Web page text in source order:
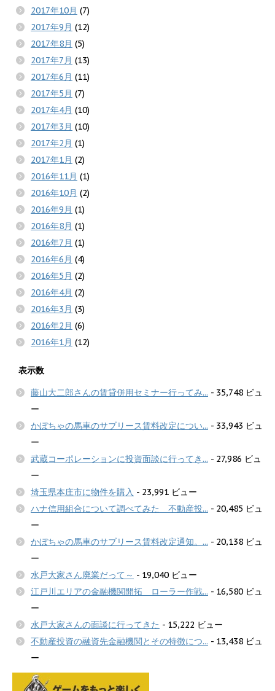
2017年10月 (7)
2017年9月 (12)
2017年8月 (5)
2017年7月 (13)
2017年6月 (11)
2017年5月 (7)
2017年4月 (10)
2017年3月 (10)
2017年2月 (1)
2017年1月 (2)
2016年11月 (1)
2016年10月 (2)
2016年9月 (1)
2016年8月 (1)
2016年7月 (1)
2016年6月 (4)
2016年5月 (2)
2016年4月 (2)
2016年3月 (3)
2016年2月 (6)
2016年1月 (12)
表示数
藤山大二郎さんの賃貸併用セミナー行ってみ... - 35,748 ビュ
ー
かぼちゃの馬車のサブリース賃料改定につい... - 33,943 ビュ
ー
武蔵コーポレーションに投資面談に行ってき... - 27,986 ビュ
ー
埼玉県本庄市に物件を購入 - 23,991 ビュー
ハナ信用組合について調べてみた 不動産投... - 20,485 ビュ
ー
かぼちゃの馬車のサブリース賃料改定通知。... - 20,138 ビュ
ー
水戸大家さん廃業だって～ - 19,040 ビュー
江戸川エリアの金融機関開拓 ローラー作戦... - 16,580 ビュ
ー
水戸大家さんの面談に行ってきた - 15,222 ビュー
不動産投資の融資先金融機関とその特徴につ... - 13,438 ビュ
ー